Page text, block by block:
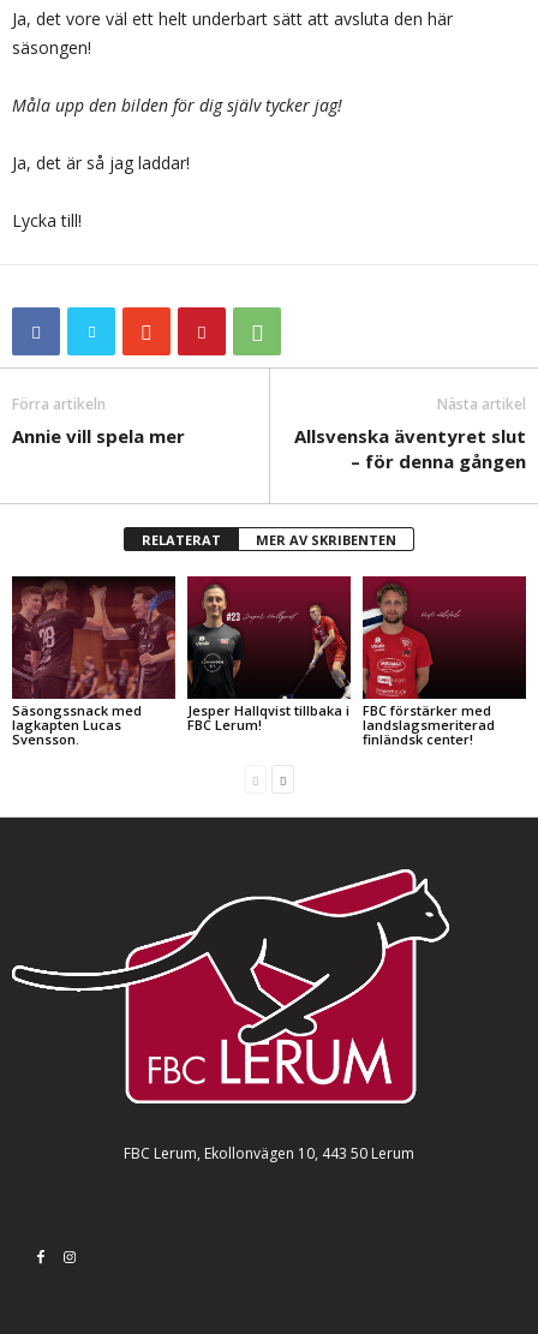
Ja, det vore väl ett helt underbart sätt att avsluta den här
säsongen!
Måla upp den bilden för dig själv tycker jag!
Ja, det är så jag laddar!
Lycka till!
Förra artikeln
Annie vill spela mer
Nästa artikel
Allsvenska äventyret slut
– för denna gången
RELATERAT MER AV SKRIBENTEN
Säsongssnack med
lagkapten Lucas
Svensson.
Jesper Hallqvist tillbaka i
FBC Lerum!
FBC förstärker med
landslagsmeriterad
finländsk center!
FBC Lerum, Ekollonvägen 10, 443 50 Lerum